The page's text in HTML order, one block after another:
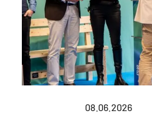
08.06.2026